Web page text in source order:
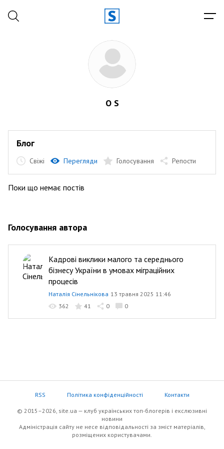
O S
Блог
Свіжі Перегляди Голосування Репости
Поки що немає постів
Голосування автора
Кадрові виклики малого та середнього
бізнесу України в умовах міграційних
процесів
Наталія Сінельнікова 13 травня 2025 11:46
362
41 0 0
RSS Політика конфіденційності Контакти
© 2015–2026, site.ua — клуб українських топ-блогерів i екслюзивнi
новини
Адміністрація сайту не несе відповідальності за зміст матеріалів,
розміщених користувачами.